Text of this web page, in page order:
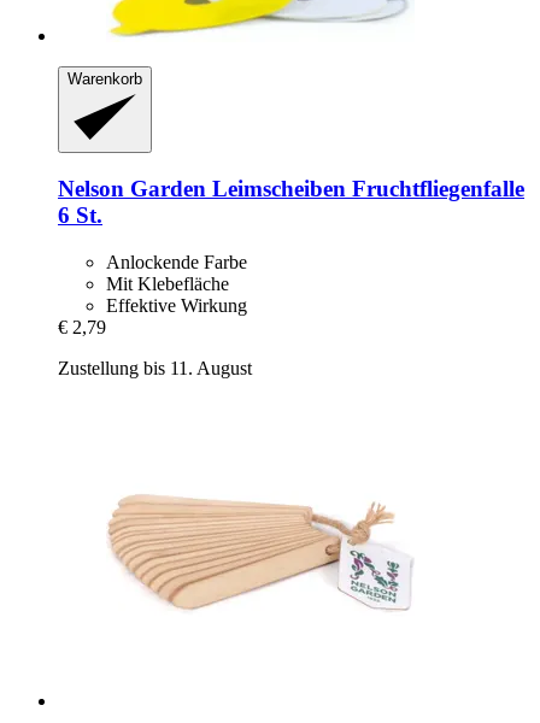
Warenkorb
Nelson Garden Leimscheiben Fruchtfliegenfalle
6 St.
Anlockende Farbe
Mit Klebefläche
Effektive Wirkung
€ 2,79
Zustellung bis 11. August